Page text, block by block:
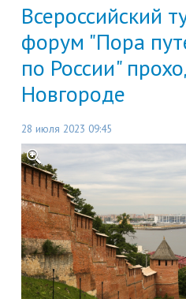
Всероссийский
форум "Пора
по России"
Новгороде
28 июля 2023 09:45